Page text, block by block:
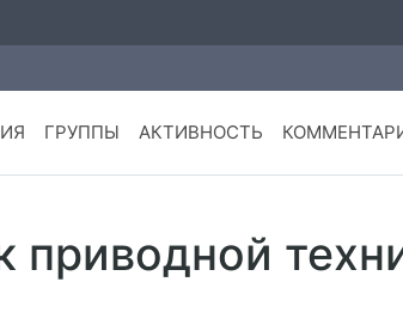
ГРУППЫ АКТИВНОСТЬ
приводной